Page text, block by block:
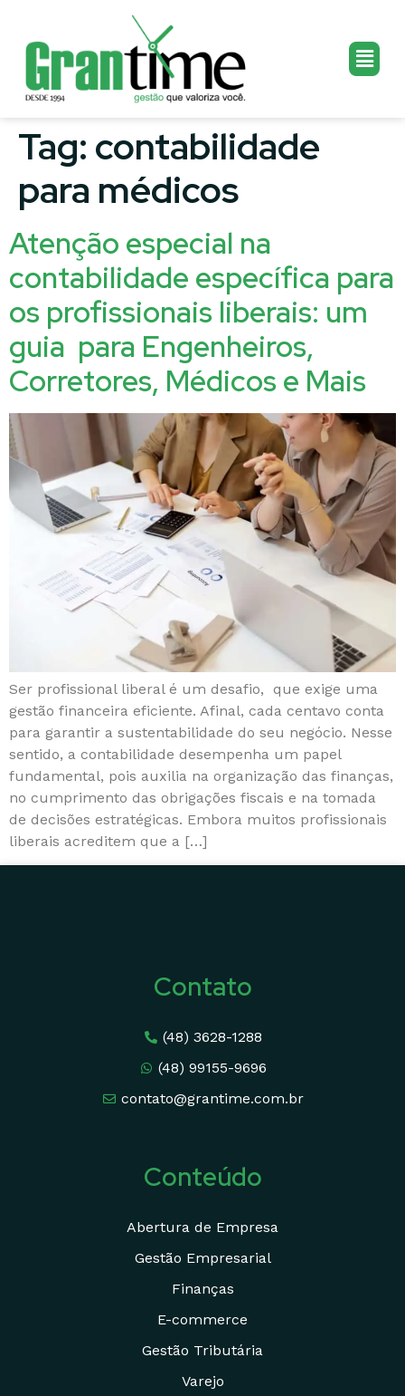
Tag: contabilidade
para médicos
Atenção especial na
contabilidade específica para
os profissionais liberais: um
guia para Engenheiros,
Corretores, Médicos e Mais
Ser profissional liberal é um desafio, que exige uma
gestão financeira eficiente. Afinal, cada centavo conta
para garantir a sustentabilidade do seu negócio. Nesse
sentido, a contabilidade desempenha um papel
fundamental, pois auxilia na organização das finanças,
no cumprimento das obrigações fiscais e na tomada
de decisões estratégicas. Embora muitos profissionais
liberais acreditem que a […]
Contato
(48) 3628-1288
(48) 99155-9696
contato@grantime.com.br
Conteúdo
Abertura de Empresa
Gestão Empresarial
Finanças
E-commerce
Gestão Tributária
Varejo